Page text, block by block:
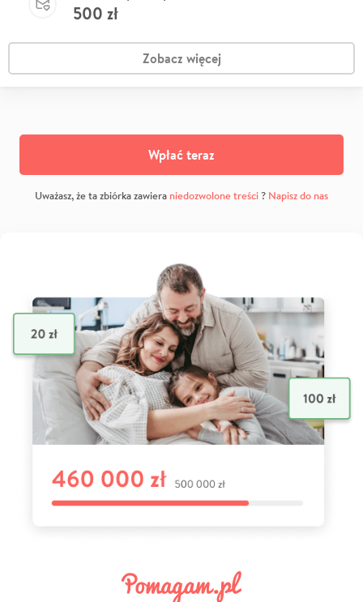
500 zł
Zobacz więcej
Wpłać teraz
Uważasz, że ta zbiórka zawiera niedozwolone treści? Napisz do nas